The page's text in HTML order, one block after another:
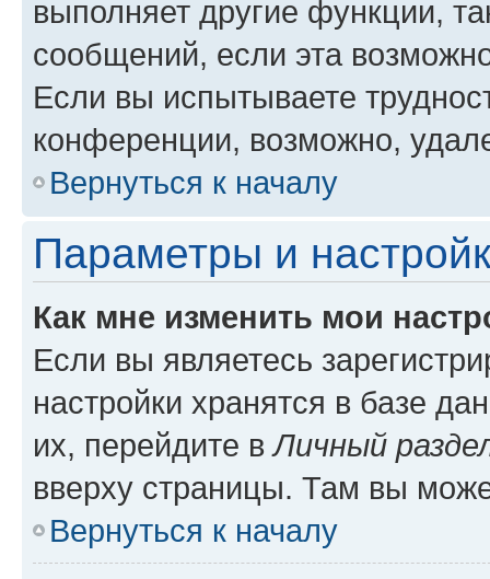
выполняет другие функции,
сообщений, если эта
Если вы испытываете
конференции, возможно,
Вернуться к началу
Параметры и
Как мне изменить мои
Если вы являетесь
настройки хранятся в базе
их, перейдите вЛичный
вверху страницы. Там вы
Вернуться к началу